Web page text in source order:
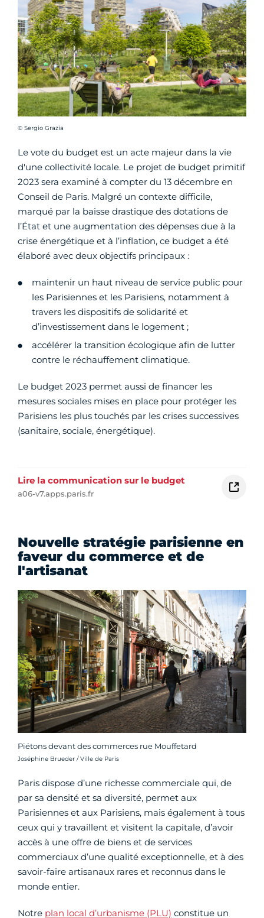
Crédit photo :
© Sergio Grazia
Le vote du budget est un acte majeur dans la vie
d'une collectivité locale. Le projet de budget primitif
2023 sera examiné à compter du 13 décembre en
Conseil de Paris. Malgré un contexte difficile,
marqué par la baisse drastique des dotations de
l’État et une augmentation des dépenses due à la
crise énergétique et à l’inflation, ce budget a été
élaboré avec deux objectifs principaux :
maintenir un haut niveau de service public pour
les Parisiennes et les Parisiens, notamment à
travers les dispositifs de solidarité et
d’investissement dans le logement ;
accélérer la transition écologique afin de lutter
contre le réchauffement climatique.
Le budget 2023 permet aussi de financer les
mesures sociales mises en place pour protéger les
Parisiens les plus touchés par les crises successives
(sanitaire, sociale, énergétique).
Lire la communication sur le budget
a06-v7.apps.paris.fr
Nouvelle stratégie parisienne en
faveur du commerce et de
l'artisanat
Piétons devant des commerces rue Mouffetard
Crédit photo :
Joséphine Brueder / Ville de Paris
Paris dispose d’une richesse commerciale qui, de
par sa densité et sa diversité, permet aux
Parisiennes et aux Parisiens, mais également à tous
ceux qui y travaillent et visitent la capitale, d’avoir
accès à une offre de biens et de services
commerciaux d’une qualité exceptionnelle, et à des
savoir-faire artisanaux rares et reconnus dans le
monde entier.
Notre plan local d’urbanisme (PLU) constitue un